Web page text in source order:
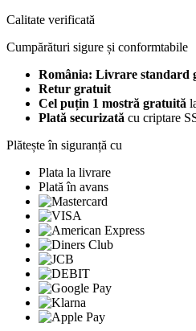
Calitate verificată
Cumpărături sigure și conformtabile
România: Livrare standard
Retur gratuit
Cel puțin 1 mostră gratuită
Plată securizată cu criptare
Plătește în siguranță cu
Plata la livrare
Plată în avans